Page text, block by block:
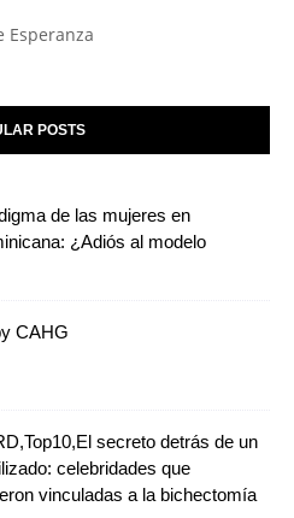
Esperanza
POSTS
de las mujeres en
¿Adiós al modelo
CAHG
secreto detrás de un
celebridades que
vinculadas a la bichectomía